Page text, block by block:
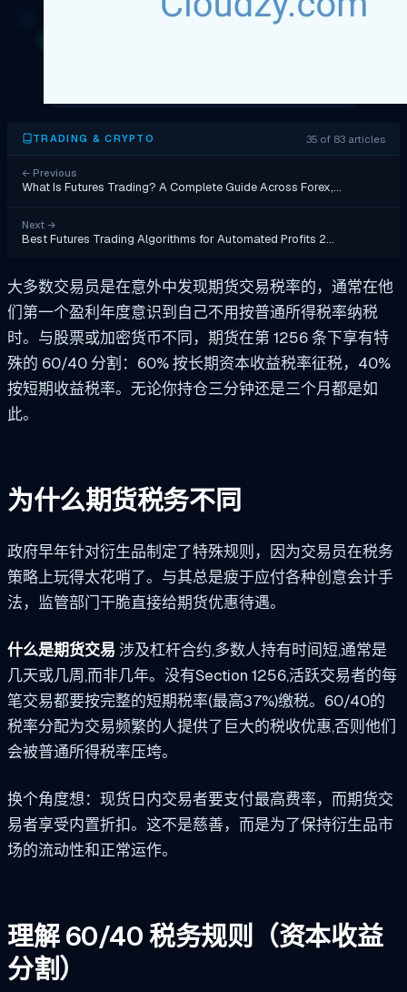
TRADING & CRYPTO 35 of 83 articles
← Previous
What Is Futures Trading? A Complete Guide Across Forex,…
Next →
Best Futures Trading Algorithms for Automated Profits 2…
大多数交易员是在意外中发现期货交易税率的，通常在他
们第一个盈利年度意识到自己不用按普通所得税率纳税
时。与股票或加密货币不同，期货在第 1256 条下享有特
殊的 60/40 分割：60% 按长期资本收益税率征税，40%
按短期收益税率。无论你持仓三分钟还是三个月都是如
此。
为什么期货税务不同
政府早年针对衍生品制定了特殊规则，因为交易员在税务
策略上玩得太花哨了。与其总是疲于应付各种创意会计手
法，监管部门干脆直接给期货优惠待遇。
什么是期货交易 涉及杠杆合约,多数人持有时间短,通常是
几天或几周,而非几年。没有Section 1256,活跃交易者的每
笔交易都要按完整的短期税率(最高37%)缴税。60/40的
税率分配为交易频繁的人提供了巨大的税收优惠,否则他们
会被普通所得税率压垮。
换个角度想：现货日内交易者要支付最高费率，而期货交
易者享受内置折扣。这不是慈善，而是为了保持衍生品市
场的流动性和正常运作。
理解 60/40 税务规则（资本收益
分割）